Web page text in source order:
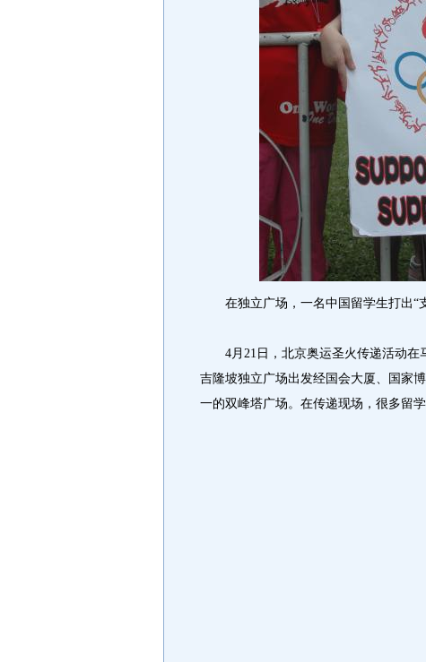
在独立广场，一名中国留学生打出“支
4月21日，北京奥运圣火传递活动在
吉隆坡独立广场出发经国会大厦、国家
一的双峰塔广场。在传递现场，很多留